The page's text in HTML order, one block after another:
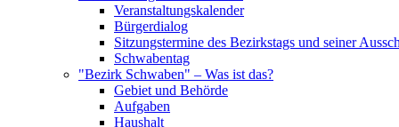
Veranstaltungskalender
Bürgerdialog
Sitzungstermine des Bezirkstags und seiner
Schwabentag
"Bezirk Schwaben" – Was ist das?
Gebiet und Behörde
Aufgaben
Haushalt